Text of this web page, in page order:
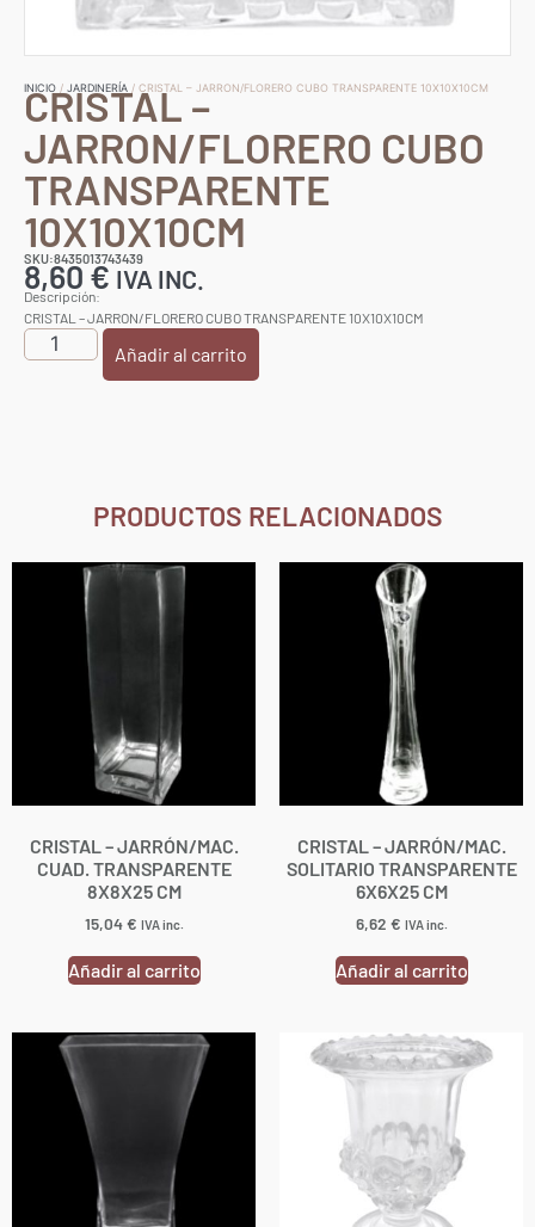
INICIO / JARDINERÍA / CRISTAL – JARRON/FLORERO CUBO TRANSPARENTE 10X10X10CM
CRISTAL –
JARRON/FLORERO CUBO
TRANSPARENTE
10X10X10CM
SKU:8435013743439
8,60€ IVA INC.
Descripción:
CRISTAL – JARRON/FLORERO CUBO TRANSPARENTE 10X10X10CM
Añadir al carrito
PRODUCTOS RELACIONADOS
CRISTAL – JARRÓN/MAC.
CUAD. TRANSPARENTE
8X8X25 CM
15,04€ IVA inc.
Añadir al carrito
CRISTAL – JARRÓN/MAC.
SOLITARIO TRANSPARENTE
6X6X25 CM
6,62 € IVA inc.
Añadir al carrito